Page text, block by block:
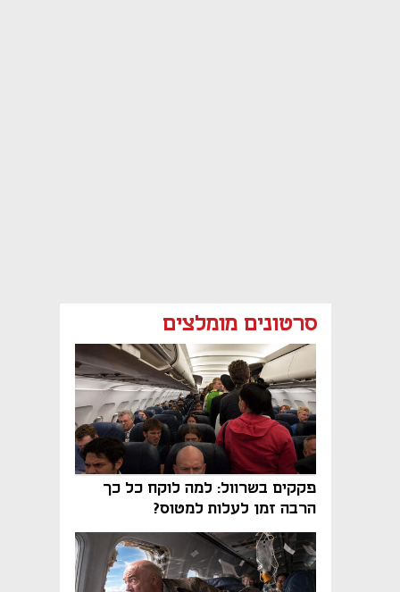
סרטונים מומלצים
פקקים בשרוול: למה לוקח כל כך
הרבה זמן לעלות למטוס?